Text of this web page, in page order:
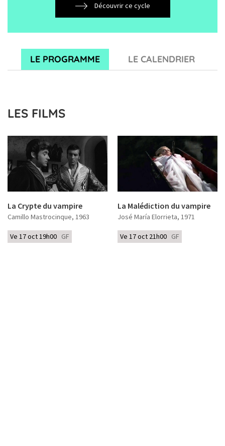
Découvrir ce cycle
LE PROGRAMME LE CALENDRIER
LES FILMS
La Crypte du vampire
Camillo Mastrocinque, 1963
Ve 17 oct 19h00 GF
La Malédiction du vampire
José María Elorrieta, 1971
Ve 17 oct 21h00 GF